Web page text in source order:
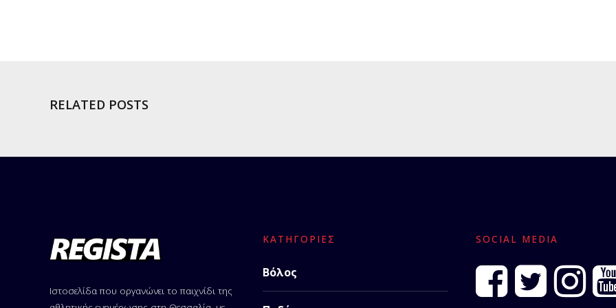
RELATED POSTS
Ιστοσελίδα που οργανώνει το παιχνίδι της
ΚΑΤΗΓΟΡΊΕΣ
Βόλος
SOCIAL MEDIA